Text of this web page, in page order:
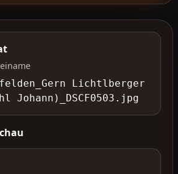
Lichtlberger
Johann)_DSCF0503.jpg